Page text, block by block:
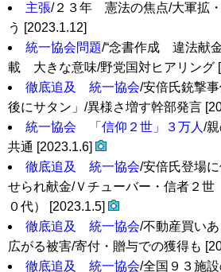
主張/２３年 憲法の焦点/大軍拡
う [2023.1.12]
統一協会問題/“念書作成 違法献
載 大きな意味/野党国対ヒアリング
徹底追及 統一協会/安倍氏銃撃
後にサタン」/異様さ増す幹部発言
統一協会 「信仰２世」３万人 /
共通 [2023.1.6]
徹底追及 統一協会/安倍氏登場
せられ献金/Ｖチューバー・信者２
０代） [2023.1.5]
徹底追及 統一協会/不動産買い
広がる被害/寄付・贈与での獲得も
徹底追及 統一協会/全国９３施